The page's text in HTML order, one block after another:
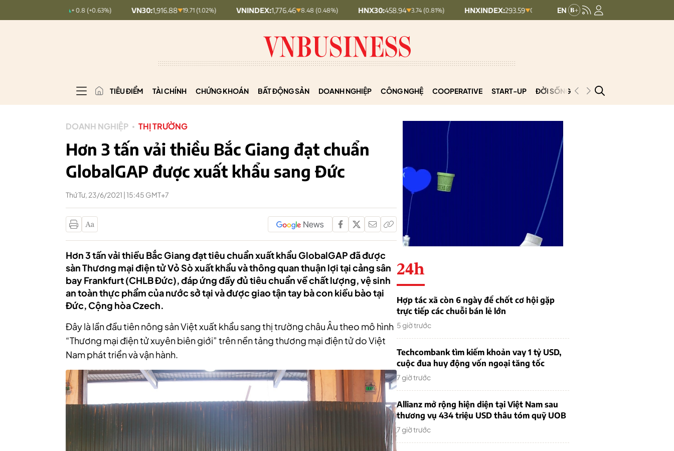
VN30:1,916.88 19.71 (1.02%) VNINDEX: 1,776.46 8.48 (0.48%) HNX30: 458.94 3.74 (0.81%) HNXINDEX: 293.59 0.13 (0.04%) UPCOMINDEX: 128.14
TIÊU ĐIỂM TÀI CHÍNH CHỨNG KHOÁN BẤT ĐỘNG SẢN DOANH NGHIỆP CÔNG NGHỆ COOPERATIVE START-UP ĐỜI SỐNG PODCAST
DOANH NGHIỆP THỊ TRƯỜNG
Hơn 3 tấn vải thiều Bắc Giang đạt chuẩn
GlobalGAP được xuất khẩu sang Đức
Thứ Tư, 23/6/2021 | 15:45 GMT+7
Hơn 3 tấn vải thiều Bắc Giang đạt tiêu chuẩn xuất khẩu GlobalGAP đã được
sàn Thương mại điện tử Vỏ Sò xuất khẩu và thông quan thuận lợi tại cảng sân
bay Frankfurt (CHLB Đức), đáp ứng đầy đủ tiêu chuẩn về chất lượng, vệ sinh
an toàn thực phẩm của nước sở tại và được giao tận tay bà con kiều bào tại
Đức, Cộng hòa Czech.
Đây là lần đầu tiên nông sản Việt xuất khẩu sang thị trường châu Âu theo mô hình
“Thương mại điện tử xuyên biên giới” trên nền tảng thương mại điện tử do Việt
Nam phát triển và vận hành.
24h
Hợp tác xã còn 6 ngày để chốt cơ hội gặp
trực tiếp các chuỗi bán lẻ lớn
5 giờ trước
Techcombank tìm kiếm khoản vay 1 tỷ USD,
cuộc đua huy động vốn ngoại tăng tốc
7 giờ trước
Allianz mở rộng hiện diện tại Việt Nam sau
thương vụ 434 triệu USD thâu tóm quỹ UOB
7 giờ trước